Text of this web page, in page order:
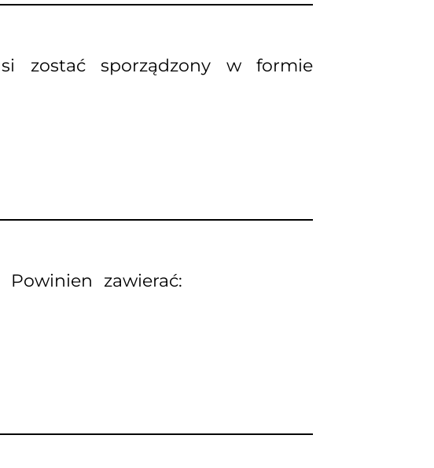
zostać sporządzony w formie
zawierać: